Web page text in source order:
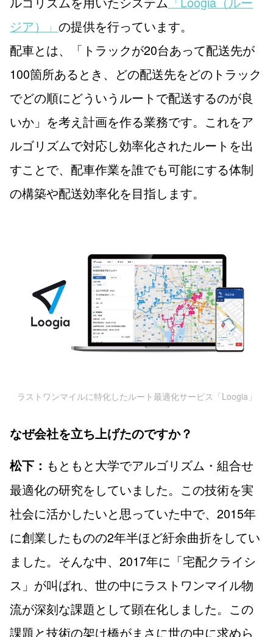
ジア）」 の提供を行っています。
配車とは、「トラックが20台あって配送先が
100箇所あるとき、どの配送先をどのトラック
でどの順にどういうルートで配送するのが良
いか」を考え計画を作る業務です。これをア
ルゴリズムで対応し効率化されたルートを出
すことで、配車作業を誰でも可能にする体制
の構築や配送効率化を目指します。
ラストワンマイルに特化したルート最適化サービス「Loogia」
なぜ会社を立ち上げたのですか？
松下： もともと大学でアルゴリズム・組合せ
最適化の研究をしていました。この技術を実
社会に活かしたいと思っていた中で、2015年
に創業したものの2年半ほど紆余曲折をしてい
ました。そんな中、2017年に「宅配クライシ
ス」が叫ばれ、世の中にラストワンマイル物
流が深刻な課題として顕在化しました。この
課題と技術の架け橋がまさに世の中に求めら